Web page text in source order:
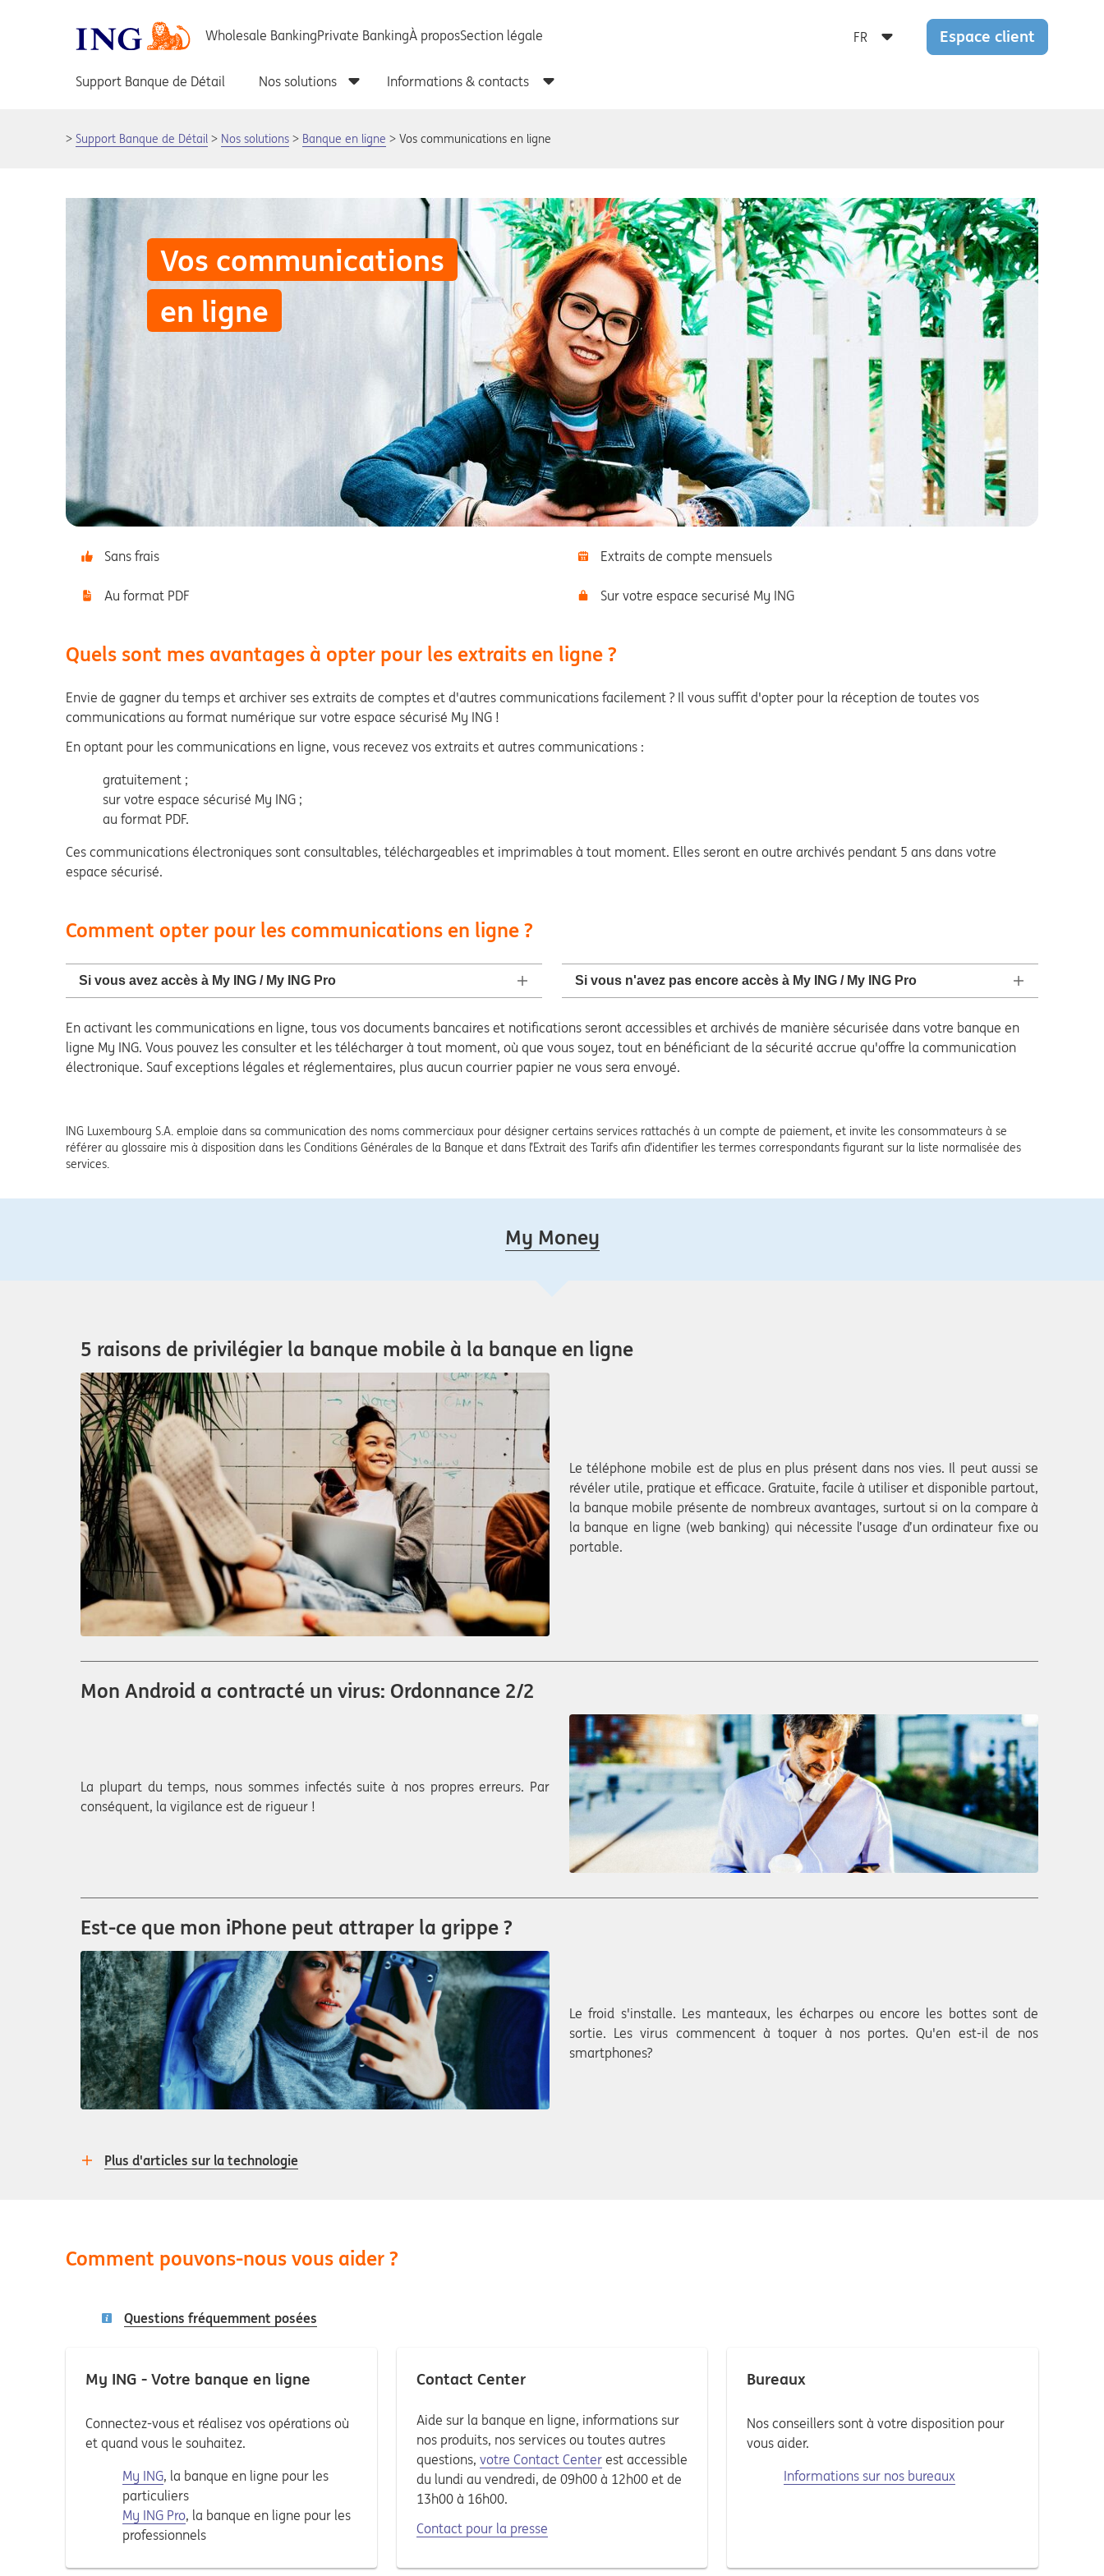
Espace client
Support Banque de Détail Nos solutions Banque en ligne Vos communications en ligne
Vos communications
en ligne
Sans frais Extraits de compte mensuels
Au format PDF Sur votre espace securisé My ING
Quels sont mes avantages à opter pour les extraits en ligne ?
Envie de gagner du temps et archiver ses extraits de comptes et d'autres communications facilement ? Il vous suffit d'opter pour la réception de toutes vos
communications au format numérique sur votre espace sécurisé My ING !
En optant pour les communications en ligne, vous recevez vos extraits et autres communications :
gratuitement ;
sur votre espace sécurisé My ING ;
au format PDF.
Ces communications électroniques sont consultables, téléchargeables et imprimables à tout moment. Elles seront en outre archivés pendant 5 ans dans votre
espace sécurisé.
Comment opter pour les communications en ligne ?
Si vous avez accès à My ING / My ING Pro Si vous n'avez pas encore accès à My ING / My ING Pro
En activant les communications en ligne, tous vos documents bancaires et notifications seront accessibles et archivés de manière sécurisée dans votre banque en
ligne My ING. Vous pouvez les consulter et les télécharger à tout moment, où que vous soyez, tout en bénéficiant de la sécurité accrue qu'offre la communication
électronique. Sauf exceptions légales et réglementaires, plus aucun courrier papier ne vous sera envoyé.
ING Luxembourg S.A. emploie dans sa communication des noms commerciaux pour désigner certains services rattachés à un compte de paiement, et invite les consommateurs à se
référer au glossaire mis à disposition dans les Conditions Générales de la Banque et dans l’Extrait des Tarifs afin d’identifier les termes correspondants figurant sur la liste normalisée des
services.
My Money
5 raisons de privilégier la banque mobile à la banque en ligne
Le téléphone mobile est de plus en plus présent dans nos vies. Il peut aussi se
révéler utile, pratique et efficace. Gratuite, facile à utiliser et disponible partout,
la banque mobile présente de nombreux avantages, surtout si on la compare à
la banque en ligne (web banking) qui nécessite l’usage d’un ordinateur fixe ou
portable.
Mon Android a contracté un virus: Ordonnance 2/2
La plupart du temps, nous sommes infectés suite à nos propres erreurs. Par
conséquent, la vigilance est de rigueur !
Est-ce que mon iPhone peut attraper la grippe ?
Le froid s'installe. Les manteaux, les écharpes ou encore les bottes sont de
sortie. Les virus commencent à toquer à nos portes. Qu'en est-il de nos
smartphones?
Plus d'articles sur la technologie
Comment pouvons-nous vous aider ?
Questions fréquemment posées
My ING - Votre banque en ligne
Connectez-vous et réalisez vos opérations où
et quand vous le souhaitez.
My ING, la banque en ligne pour les
particuliers
My ING Pro, la banque en ligne pour les
professionnels
Contact Center
Aide sur la banque en ligne, informations sur
nos produits, nos services ou toutes autres
questions, votre Contact Centerest accessible
du lundi au vendredi, de 09h00 à 12h00 et de
13h00 à 16h00.
Contact pour la presse
Bureaux
Nos conseillers sont à votre disposition pour
vous aider.
Informations sur nos bureaux